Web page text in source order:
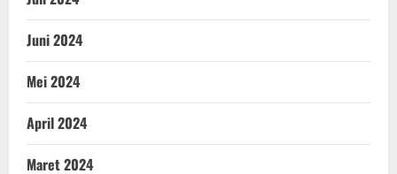
Juni 2024
Mei 2024
April 2024
Maret 2024